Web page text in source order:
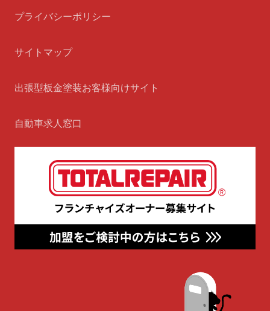
プライバシーポリシー
サイトマップ
出張型板金塗装お客様向けサイト
自動車求人窓口